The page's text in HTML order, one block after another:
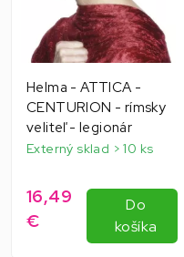
Helma - ATTICA -
CENTURION - rímsky
veliteľ - legionár
Externý sklad > 10 ks
16,49
€
Do
košíka